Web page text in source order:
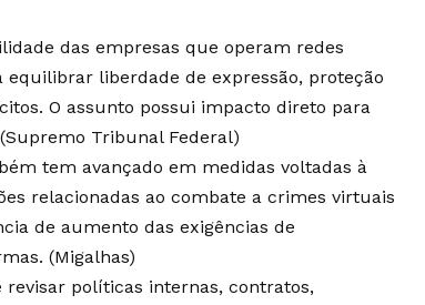
das empresas que operam redes
equilibrar liberdade de expressão, proteção
O assunto possui impacto direto para
Supremo Tribunal Federal)
tem avançado em medidas voltadas à
relacionadas ao combate a crimes virtuais
de aumento das exigências de
(Migalhas)
revisar políticas internas, contratos,